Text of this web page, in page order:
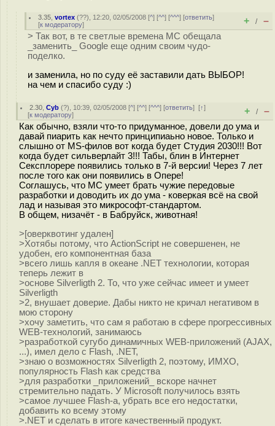
3.35 ,vortex (??), 12:20, 02/05/2008 [^] [^^] [^^^] [ответить]
[к модератору] + / –
> Так вот, в те светлые времена МС обещала
_заменить_ Google еще одним своим чудо-
поделко.
и заменила, но по суду её заставили дать ВЫБОР!
на чем и спасибо суду :)
2.30 ,Cyb (?), 10:39, 02/05/2008 [^] [^^] [^^^] [ответить][↑]
[к модератору] + / –
Как обычно, взяли что-то придуманное, довели до ума и
давай пиарить как нечто принципиаьно новое. Только и
слышно от MS-филов вот когда будет Студия 2030!!! Вот
когда будет сильверлайт 3!!! Табы, блин в Интернет
Сексплорере появились только в 7-й версии! Через 7 лет
после того как они появились в Опере!
Соглашусь, что МС умеет брать чужие передовые
разработки и доводить их до ума - коверкая всё на свой
лад и называя это микрософт-стандартом.
В общем, низачёт - в Бабруйск, животная!
>[оверквотинг удален]
>Хотябы потому, что ActionScript не совершенен, не
удобен, его компонентная база
>всего лишь капля в океане .NET технологии, которая
теперь лежит в
>основе Silverligth 2. То, что уже сейчас имеет и умеет
Silverligth
>2, внушает доверие. Дабы никто не кричал негативом в
мою сторону
>хочу заметить, что сам я работаю в сфере прогрессивных
WEB-технологий, занимаюсь
>разработкой сугубо динамичных WEB-приложений (AJAX,
...), имел дело с Flash, .NET,
>знаю о возможностях Silverligth 2, поэтому, ИМХО,
популярность Flash как средства
>для разработки _приложений_ вскоре начнет
стремительно падать. У Microsoft получилось взять
>самое лучшее Flash-а, убрать все его недостатки,
добавить ко всему этому
>.NET и сделать в итоге качественный продукт.